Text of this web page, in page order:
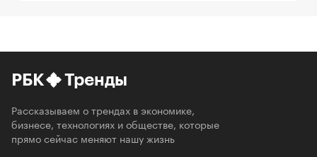
РБК Тренды
Рассказываем о трендах в экономике,
бизнесе, технологиях и обществе, которые
прямо сейчас меняют нашу жизнь